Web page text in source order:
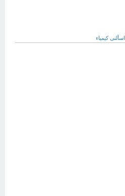
اسألنى كيمياء